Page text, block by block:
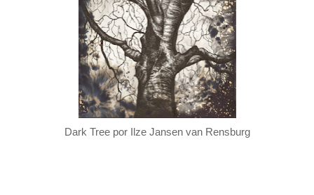
Dark Tree por Ilze Jansen van Rensburg